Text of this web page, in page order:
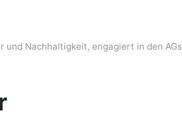
Nachhaltigkeit, engagiert in den AGs